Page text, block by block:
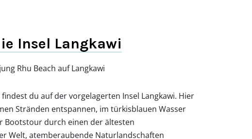
Insel Langkawi
du auf der vorgelagerten Insel Langkawi. Hier
Stränden entspannen, im türkisblauen Wasser
Bootstour durch einen der ältesten
Welt, atemberaubende Naturlandschaften